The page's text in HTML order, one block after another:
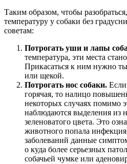
Таким образом, чтобы
температуру у собаки без
советам:
Потрогать уши и лапы
температура, эти места
Прикасаться к ним нужно
или щекой.
Потрогать нос собаки. Если
горячая, то налицо
некоторых случаях помимо
наблюдаются выделения из
зеленоватого цвета. Это
животного попала
заболеваний данные
о куда более серьезных
собачьей чумке или